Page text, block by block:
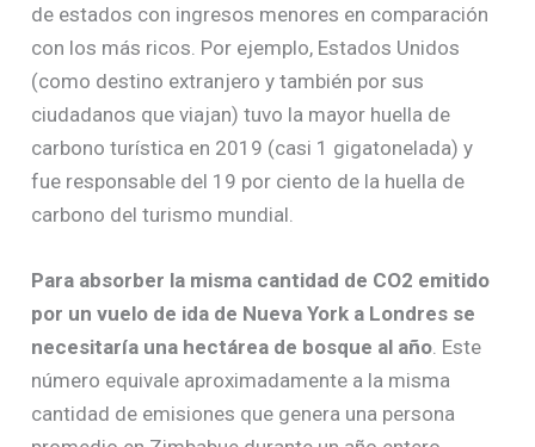
de estados con ingresos menores en comparación
con los más ricos. Por ejemplo, Estados Unidos
(como destino extranjero y también por sus
ciudadanos que viajan) tuvo la mayor huella de
carbono turística en 2019 (casi 1 gigatonelada) y
fue responsable del 19 por ciento de la huella de
carbono del turismo mundial.
Para absorber la misma cantidad de CO2 emitido
por un vuelo de ida de Nueva York a Londres se
necesitaría una hectárea de bosque al año . Este
número equivale aproximadamente a la misma
cantidad de emisiones que genera una persona